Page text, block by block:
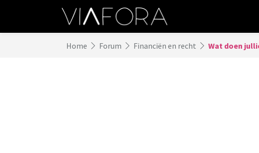
Home Forum Financiën en recht Wat doen